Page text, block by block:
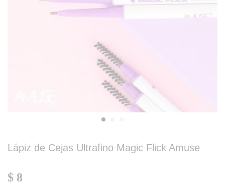
Lápiz de Cejas Ultrafino Magic Flick Amuse
$ 8